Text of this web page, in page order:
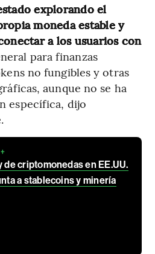
explorando el
moneda estable y
a los usuarios con
para finanzas
no fungibles y otras
aunque no se ha
específica, dijo
de criptomonedas en EE.UU.
a stablecoins y minería